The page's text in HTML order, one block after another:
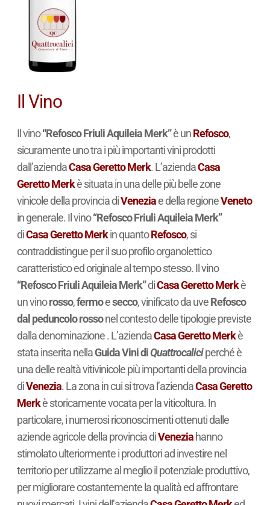
Il Vino
Il vino“Refosco Friuli Aquileia Merk”è unRefosco,
sicuramente uno tra i più importanti vini prodotti
dall’aziendaCasa Geretto Merk. L’aziendaCasa
Geretto Merkè situata in una delle più belle zone
vinicole della provincia diVeneziae della regioneVeneto
in generale. Il vino“Refosco Friuli Aquileia Merk”
diCasa Geretto Merkin quantoRefosco, si
contraddistingue per il suo profilo organolettico
caratteristico ed originale al tempo stesso. Il vino
“Refosco Friuli Aquileia Merk”diCasa Geretto Merkè
un vinorosso,fermoesecco, vinificato da uveRefosco
dal peduncolo rossonel contesto delle tipologie previste
dalla denominazione . L’aziendaCasa Geretto Merkè
stata inserita nellaGuida Vini diQuattrocaliciperché è
una delle realtà vitivinicole più importanti della provincia
diVenezia. La zona in cui si trova l’aziendaCasa Geretto
Merkè storicamente vocata per la viticoltura. In
particolare, i numerosi riconoscimenti ottenuti dalle
aziende agricole della provincia diVeneziahanno
stimolato ulteriormente i produttori ad investire nel
territorio per utilizzarne al meglio il potenziale produttivo,
per migliorare costantemente la qualità ed affrontare